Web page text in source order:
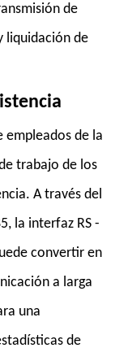
de
liquidación de
empleados de la
trabajo de los
A través del
la interfaz RS -
convertir en
a larga
una
de